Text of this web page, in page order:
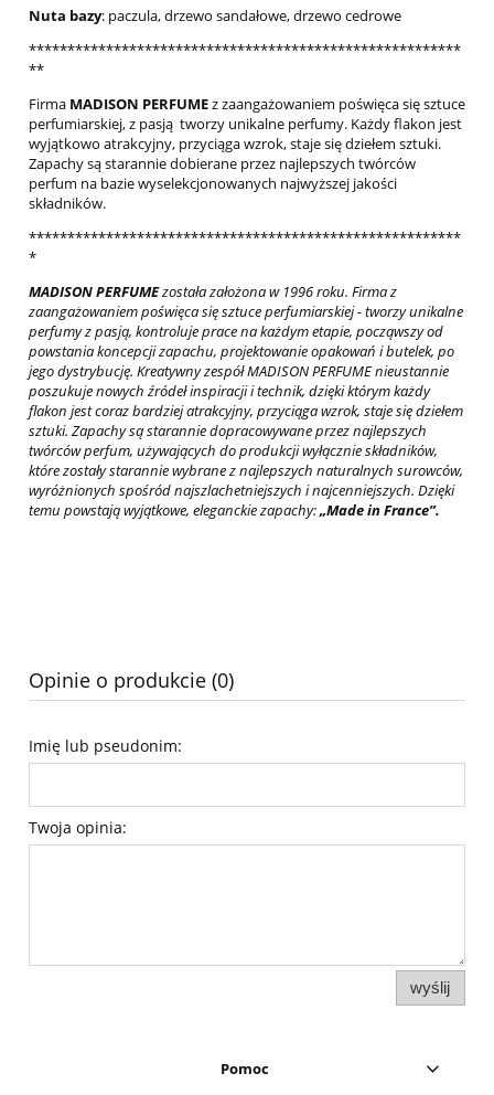
Nuta bazy: paczula, drzewo sandałowe, drzewo cedrowe
********************************************************
**
Firma MADISON PERFUMEz zaangażowaniem poświęca się sztuce
perfumiarskiej, z pasją tworzy unikalne perfumy. Każdy flakon jest
wyjątkowo atrakcyjny, przyciąga wzrok, staje się dziełem sztuki.
Zapachy są starannie dobierane przez najlepszych twórców
perfum na bazie wyselekcjonowanych najwyższej jakości
składników.
********************************************************
*
MADISON PERFUMEzostała założona w 1996 roku. Firma z
zaangażowaniem poświęca się sztuceperfumiarskiej- tworzy unikalne
perfumy z pasją, kontroluje prace na każdym etapie, począwszy od
powstania koncepcji zapachu, projektowanie opakowań i butelek, po
jego dystrybucję. Kreatywny zespół MADISON PERFUME nieustannie
poszukuje nowych źródeł inspiracji i technik, dzięki którym każdy
flakon jest coraz bardziej atrakcyjny, przyciąga wzrok, staje się dziełem
sztuki. Zapachy są starannie dopracowywane przez najlepszych
twórców perfum, używających do produkcji wyłącznie składników,
które zostały starannie wybrane z najlepszych naturalnych surowców,
wyróżnionych spośród najszlachetniejszych i najcenniejszych. Dzięki
temu powstają wyjątkowe, eleganckie zapachy:„MadeinFrance”.
Opinie o produkcie (0)
Imię lub pseudonim:
Twoja opinia:
wyślij
Pomoc